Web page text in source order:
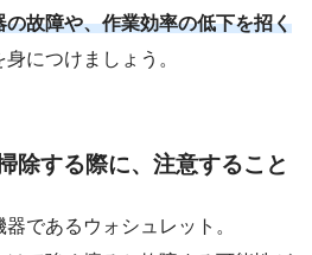
故障や、作業効率の低下を招く
につけましょう。
除する際に、注意すること
であるウォシュレット。